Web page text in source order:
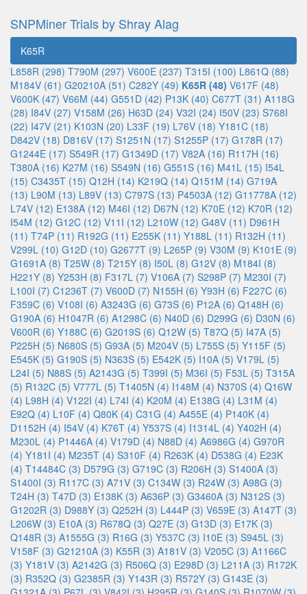
SNPMiner Trials by Shray Alag
K65R
L858R (298) T790M (297) V600E (237) T315I (100) L861Q (88)
M184V (61) G20210A (51) C282Y (49) K65R (48) V617F (48)
V600K (47) V66M (44) G551D (42) P13K (40) C677T (31) A118G
(28) I84V (27) V158M (26) H63D (24) V32I (24) I50V (23) S768I
(22) I47V (21) K103N (20) L33F (19) L76V (18) Y181C (18)
D842V (18) D816V (17) S1251N (17) S1255P (17) G178R (17)
G1244E (17) S549R (17) G1349D (17) V82A (16) R117H (16)
T380A (16) K27M (16) S549N (16) G551S (16) M41L (15) I54L
(15) C3435T (15) Q12H (14) K219Q (14) Q151M (14) G719A
(13) L90M (13) L89V (13) C797S (13) P4503A (12) G11778A (12)
L74V (12) E138A (12) M46I (12) D67N (12) K70E (12) K70R (12)
I54M (12) G12C (12) V11I (12) L210W (12) G48V (11) D961H
(11) T74P (11) R192G (11) E255K (11) Y188L (11) R132H (11)
V299L (10) G12D (10) G2677T (9) L265P (9) V30M (9) K101E (9)
G1691A (8) T25W (8) T215Y (8) I50L (8) G12V (8) M184I (8)
H221Y (8) Y253H (8) F317L (7) V106A (7) S298P (7) M230I (7)
L100I (7) C1236T (7) V600D (7) N155H (6) Y93H (6) F227C (6)
F359C (6) V108I (6) A3243G (6) G73S (6) P12A (6) Q148H (6)
G190A (6) H1047R (6) A1298C (6) N40D (6) D299G (6) D30N (6)
V600R (6) Y188C (6) G2019S (6) Q12W (5) T87Q (5) I47A (5)
P225H (5) N680S (5) G93A (5) M204V (5) L755S (5) Y115F (5)
E545K (5) G190S (5) N363S (5) E542K (5) I10A (5) V179L (5)
L24I (5) N88S (5) A2143G (5) T399I (5) M36I (5) F53L (5) T315A
(5) R132C (5) V777L (5) T1405N (4) I148M (4) N370S (4) Q16W
(4) L98H (4) V122I (4) L74I (4) K20M (4) E138G (4) L31M (4)
E92Q (4) L10F (4) Q80K (4) C31G (4) A455E (4) P140K (4)
D1152H (4) I54V (4) K76T (4) Y537S (4) I1314L (4) Y402H (4)
M230L (4) P1446A (4) V179D (4) N88D (4) A6986G (4) G970R
(4) Y181I (4) M235T (4) S310F (4) R263K (4) D538G (4) E23K
(4) T14484C (3) D579G (3) G719C (3) R206H (3) S1400A (3)
S1400I (3) R117C (3) A71V (3) C134W (3) R24W (3) A98G (3)
T24H (3) T47D (3) E138K (3) A636P (3) G3460A (3) N312S (3)
G1202R (3) D988Y (3) Q252H (3) L444P (3) V659E (3) A147T (3)
L206W (3) E10A (3) R678Q (3) Q27E (3) G13D (3) E17K (3)
Q148R (3) A1555G (3) R16G (3) Y537C (3) I10E (3) S945L (3)
V158F (3) G21210A (3) K55R (3) A181V (3) V205C (3) A1166C
(3) Y181V (3) A2142G (3) R506Q (3) E298D (3) L211A (3) R172K
(3) R352Q (3) G2385R (3) Y143R (3) R572Y (3) G143E (3)